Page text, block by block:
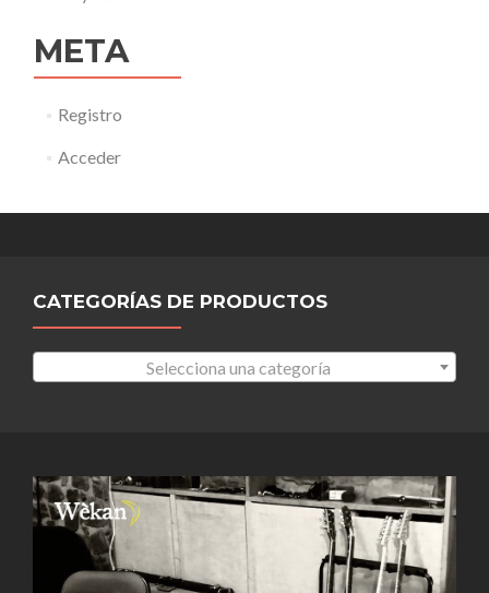
META
Registro
Acceder
CATEGORÍAS DE PRODUCTOS
Selecciona una categoría